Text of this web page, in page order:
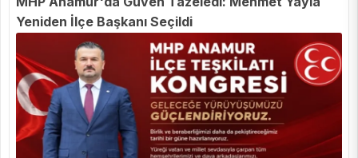
Yeniden İlçe Başkanı Seçildi